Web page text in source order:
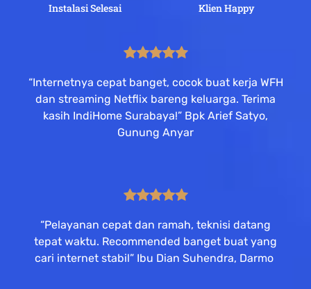
Instalasi Selesai Klien Happy
“Internetnya cepat banget, cocok buat kerja WFH
dan streaming Netflix bareng keluarga. Terima
kasih IndiHome Surabaya!” Bpk Arief Satyo,
Gunung Anyar
“Pelayanan cepat dan ramah, teknisi datang
tepat waktu. Recommended banget buat yang
cari internet stabil” Ibu Dian Suhendra, Darmo